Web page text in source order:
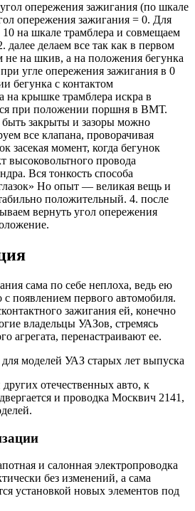
опережения зажигания (по шкале
опережения зажигания = 0. Для
10 на шкале трамблера и совмещаем
далее делаем все так как в первом
не на шкив, а на положения бегунка
угле опережения зажигания в 0
бегунка с контактом
на крышке трамблера искра в
при положении поршня в ВМТ.
закрыты и зазоры можно
все клапана, проворачивая
засекая момент, когда бегунок
высоковольтного провода
Вся тонкость способа
Но опыт — великая вещь и
положительный. 4. после
вернуть угол опережения
сама по себе неплоха, ведь ею
с появлением первого автомобиля.
зажигания ей, конечно
владельцы УАЗов, стремясь
агрегата, перенастраивают ее.
моделей УАЗ старых лет выпуска
отечественных авто, к
и проводка Москвич 2141,
и салонная электропроводка
без изменений, а сама
установкой новых элементов под